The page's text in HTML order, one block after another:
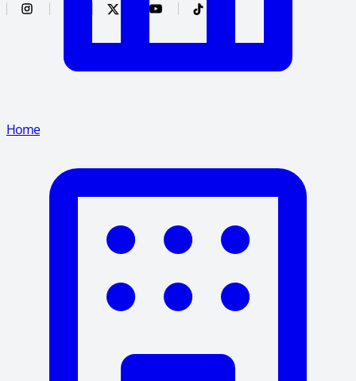
Home